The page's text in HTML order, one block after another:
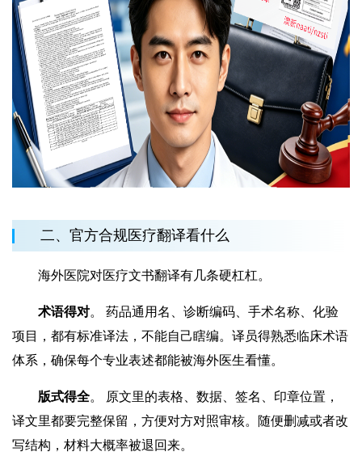
二、官方合规医疗翻译看什么
海外医院对医疗文书翻译有几条硬杠杠。
‌术语得对。‌ 药品通用名、诊断编码、手术名称、化验
项目，都有标准译法，不能自己瞎编。译员得熟悉临床术语
体系，确保每个专业表述都能被海外医生看懂。
版式得全。‌ 原文里的表格、数据、签名、印章位置，
译文里都要完整保留，方便对方对照审核。随便删减或者改
写结构，材料大概率被退回来。